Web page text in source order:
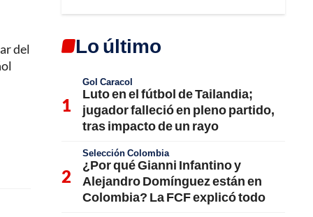
del
Lo último
Gol Caracol
Luto en el fútbol de Tailandia;
jugador falleció en pleno partido,
tras impacto de un rayo
Selección Colombia
¿Por qué Gianni Infantino y
Alejandro Domínguez están en
Colombia? La FCF explicó todo